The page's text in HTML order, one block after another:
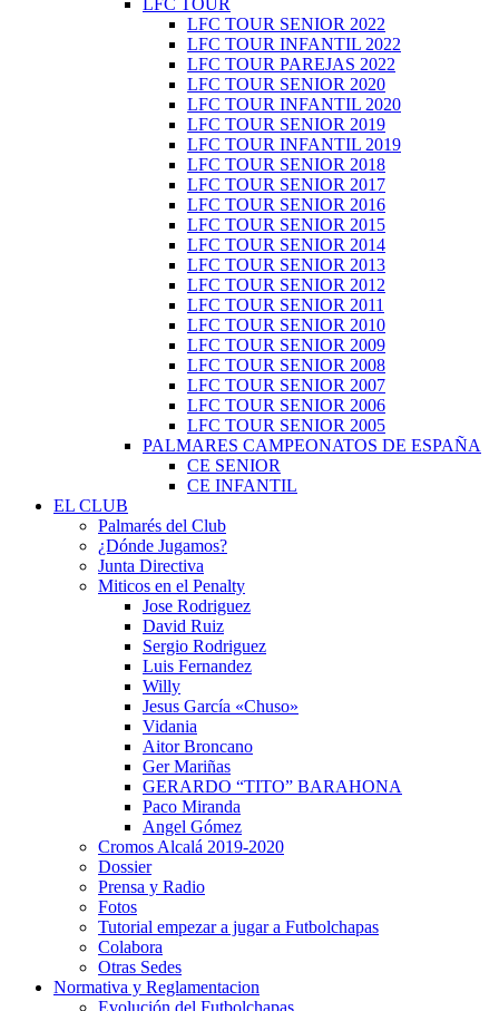
LFC TOUR
LFC TOUR SENIOR 2022
LFC TOUR INFANTIL 2022
LFC TOUR PAREJAS 2022
LFC TOUR SENIOR 2020
LFC TOUR INFANTIL 2020
LFC TOUR SENIOR 2019
LFC TOUR INFANTIL 2019
LFC TOUR SENIOR 2018
LFC TOUR SENIOR 2017
LFC TOUR SENIOR 2016
LFC TOUR SENIOR 2015
LFC TOUR SENIOR 2014
LFC TOUR SENIOR 2013
LFC TOUR SENIOR 2012
LFC TOUR SENIOR 2011
LFC TOUR SENIOR 2010
LFC TOUR SENIOR 2009
LFC TOUR SENIOR 2008
LFC TOUR SENIOR 2007
LFC TOUR SENIOR 2006
LFC TOUR SENIOR 2005
PALMARES CAMPEONATOS DE ESPAÑA
CE SENIOR
CE INFANTIL
EL CLUB
Palmarés del Club
¿Dónde Jugamos?
Junta Directiva
Miticos en el Penalty
Jose Rodriguez
David Ruiz
Sergio Rodriguez
Luis Fernandez
Willy
Jesus García «Chuso»
Vidania
Aitor Broncano
Ger Mariñas
GERARDO “TITO” BARAHONA
Paco Miranda
Angel Gómez
Cromos Alcalá 2019-2020
Dossier
Prensa y Radio
Fotos
Tutorial empezar a jugar a Futbolchapas
Colabora
Otras Sedes
Normativa y Reglamentacion
Evolución del Futbolchapas